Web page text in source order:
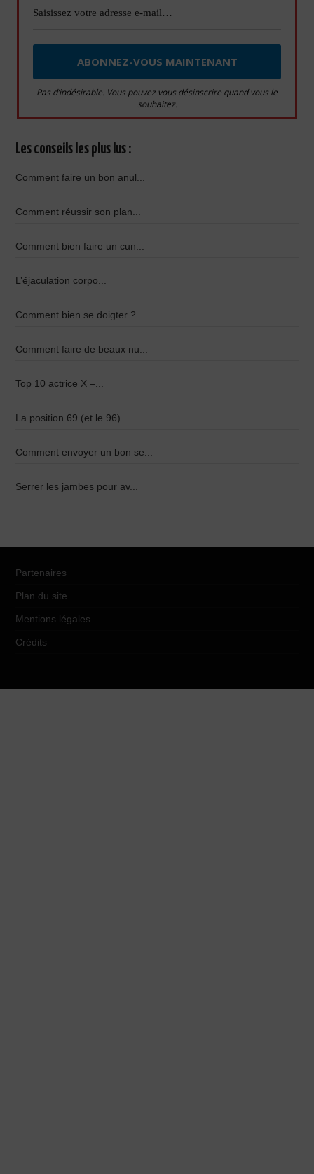
Pas d’indésirable. Vous pouvez vous désinscrire quand vous le
souhaitez.
Les conseils les plus lus :
Comment faire un bon anul...
Comment réussir son plan...
Comment bien faire un cun...
L’éjaculation corpo...
Comment bien se doigter ?...
Comment faire de beaux nu...
Top 10 actrice X –...
La position 69 (et le 96)
Comment envoyer un bon se...
Serrer les jambes pour av...
Partenaires
Plan du site
Mentions légales
Crédits